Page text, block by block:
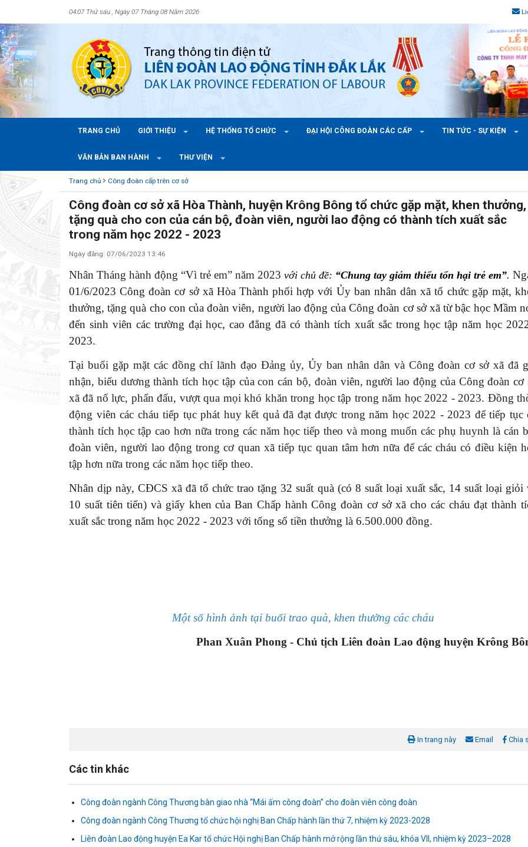
04:07 Thứ sáu , Ngày 07 Tháng 08 Năm 2026
TRANG CHỦ GIỚI THIỆU HỆ THỐNG TỔ CHỨC ĐẠI HỘI CÔNG ĐOÀN CÁC CẤP TIN TỨC - SỰ KIỆN
VĂN BẢN BAN HÀNH THƯ VIỆN
Trang chủ Công đoàn cấp trên cơ sở
Công đoàn cơ sở xã Hòa Thành, huyện Krông Bông tổ chức gặp mặt, khen thưởng,
tặng quà cho con của cán bộ, đoàn viên, người lao động có thành tích xuất sắc
trong năm học 2022 - 2023
Ngày đăng: 07/06/2023 13:46
Nhân Tháng hành động “Vì trẻ em” năm 2023 với chủ đề: “Chung tay giảm thiểu tổn hại trẻ em”.
01/6/2023 Công đoàn cơ sở xã Hòa Thành phối hợp với Ủy ban nhân dân xã tổ chức gặp mặt,
thưởng, tặng quà cho con của đoàn viên, người lao động của Công đoàn cơ sở xã từ bậc học Mầm
đến sinh viên các trường đại học, cao đẳng đã có thành tích xuất sắc trong học tập năm học
2023..
Tại buổi gặp mặt các đồng chí lãnh đạo Đảng ủy, Ủy ban nhân dân và Công đoàn cơ sở xã đã
nhận, biểu dương thành tích học tập của con cán bộ, đoàn viên, người lao động của Công đoàn cơ
xã đã nổ lực, phấn đấu, vượt qua mọi khó khăn trong học tập trong năm học 2022 - 2023. Đồng
động viên các cháu tiếp tục phát huy kết quả đã đạt được trong năm học 2022 - 2023 để tiếp tục
thành tích học tập cao hơn nữa trong các năm học tiếp theo và mong muốn các phụ huynh là cán
đoàn viên, người lao động trong cơ quan xã tiếp tục quan tâm hơn nữa để các cháu có điều kiện
tập hơn nữa trong các năm học tiếp theo.
Nhân dịp này, CĐCS xã đã tổ chức trao tặng 32 suất quà (có 8 suất loại xuất sắc, 14 suất loại giỏi
10 suất tiên tiến) và giấy khen của Ban Chấp hành Công đoàn cơ sở xã cho các cháu đạt thành
xuất sắc trong năm học 2022 - 2023 với tổng số tiền thưởng là 6.500.000 đồng.
Một số hình ảnh tại buổi trao quà, khen thưởng các cháu
Phan Xuân Phong - Chủ tịch Liên đoàn Lao động huyện Krông
In trang này Email Chia
Các tin khác
Công đoàn ngành Công Thương bàn giao nhà “Mái ấm công đoàn” cho đoàn viên công đoàn
Công đoàn ngành Công Thương tổ chức hội nghị Ban Chấp hành lần thứ 7, nhiệm kỳ 2023-2028
Liên đoàn Lao động huyện Ea Kar tổ chức Hội nghị Ban Chấp hành mở rộng lần thứ sáu, khóa VII, nhiệm kỳ 2023–2028